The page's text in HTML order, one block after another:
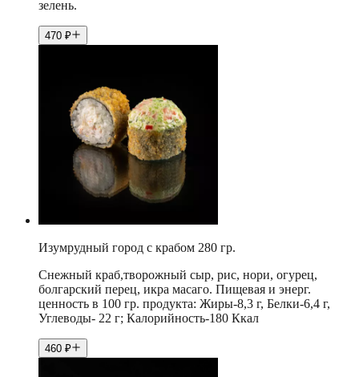
зелень.
470 ₽
Изумрудный город с крабом 280 гр.
Снежный краб,творожный сыр, рис, нори, огурец,
болгарский перец, икра масаго. Пищевая и энерг.
ценность в 100 гр. продукта: Жиры-8,3 г, Белки-6,4 г,
Углеводы- 22 г; Калорийность-180 Ккал
460 ₽